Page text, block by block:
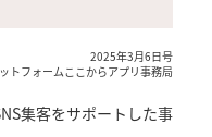
2025年3月6日号
トフォームここからアプリ事務局
集客をサポートした事